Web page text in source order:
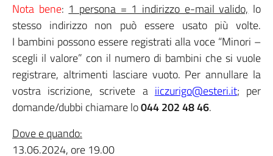
Nota bene:1 persona = 1 indirizzo e-mail valido,lo
stesso indirizzo non può essere usato più volte.
I bambini possono essere registrati alla voce “Minori –
scegli il valore” con il numero di bambini che si vuole
registrare, altrimenti lasciare vuoto. Per annullare la
vostra iscrizione, scrivete aiiczurigo@esteri.it; per
domande/dubbi chiamare lo044 202 48 46.
Dove e quando:
13.06.2024, ore 19.00